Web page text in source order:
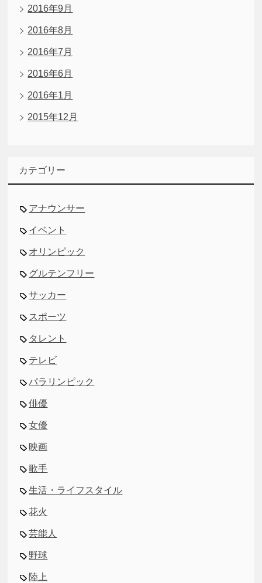
2016年9月
2016年8月
2016年7月
2016年6月
2016年1月
2015年12月
カテゴリー
アナウンサー
イベント
オリンピック
グルテンフリー
サッカー
スポーツ
タレント
テレビ
パラリンピック
俳優
女優
映画
歌手
生活・ライフスタイル
花火
芸能人
野球
陸上